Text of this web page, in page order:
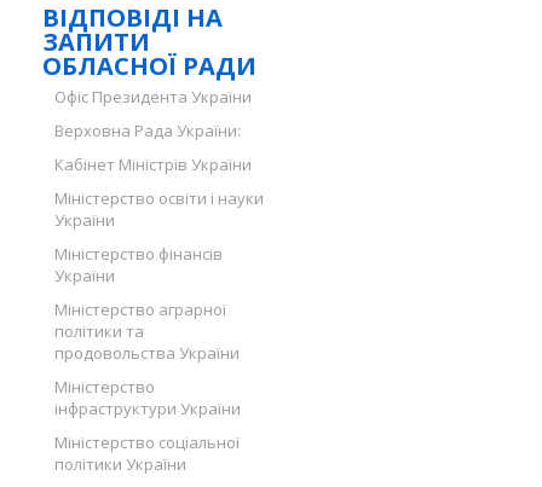
ВІДПОВІДІ НА
ЗАПИТИ
ОБЛАСНОЇ РАДИ
Офіс Президента України
Верховна Рада України:
Кабінет Міністрів України
Міністерство освіти і науки
України
Міністерство фінансів
України
Міністерство аграрної
політики та
продовольства України
Міністерство
інфраструктури України
Міністерство соціальної
політики України